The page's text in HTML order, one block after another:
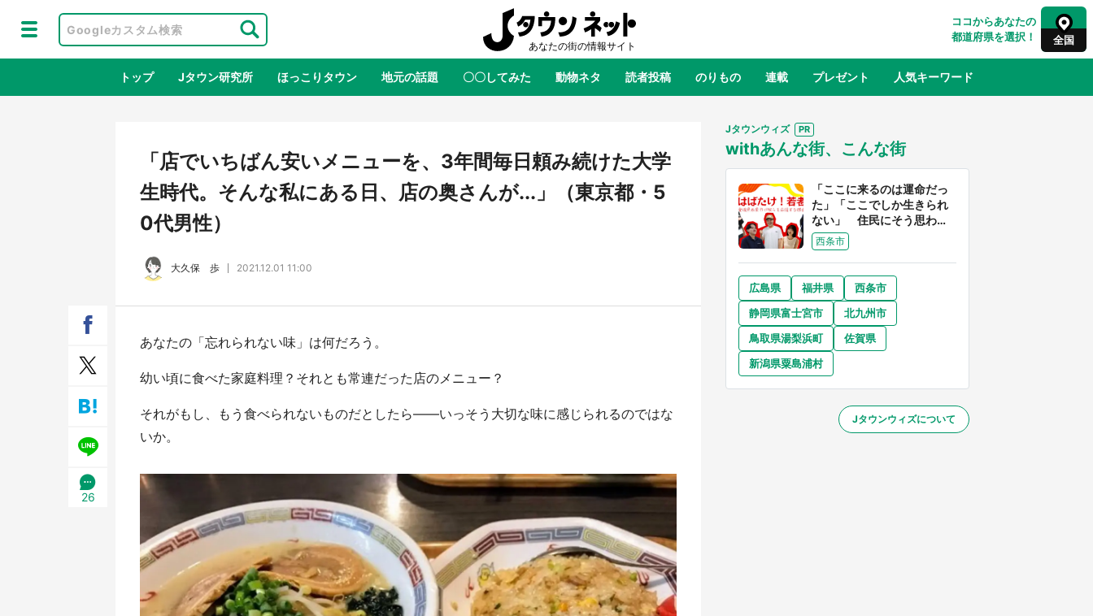
ココからあなたの
都道府県を選択！
全国
全国 全国
東北 青森 岩手 宮城 山形 福島
関東 栃木 群馬 千葉 東京 神奈川
奈良 和歌山
山口
九州 大分 宮崎
トップ Jタウン研究所 ほっこりタウン 地元の話題 〇〇してみた 動物ネタ 読者投稿 のりもの 連載 プレゼント 人気キーワード
地域×二次元 絶景 あの時はありがとう 物語がはじまる町へ ふるさと納税
服！？ 県公式プロモ動画で「聖地」
に入り込む 六本木ヒルズ展望台でコ
／1～10／26】
『小林さんちのメイドラゴン』と舞台
のモデル・越谷がコラボ 田んぼアー
トの見頃にあわせて企画続々【7／31
～】
「店でいちばん安いメニューを、3年間毎日頼み続けた大学
生時代。そんな私にある日、店の奥さんが...」（東京都・5
0代男性）
大久保 歩 2021.12.01 11:00
26
あなたの「忘れられない味」は何だろう。
幼い頃に食べた家庭料理？それとも常連だった店のメニュー？
それがもし、もう食べられないものだとしたら――いっそう大切な味に感じられるのではな
いか。
Jタウンウィズ
withあんな街、こんな街
「ここに来るのは運命だっ
た」「ここでしか生きられ
ない」 住民にそう思わせ
る離島「粟島」の魅力【移
住婚受付中】
西条市
広島県 福井県
西条市
静岡県富士宮市
北九州市
鳥取県湯梨浜町
佐賀県
新潟県粟島浦村
Jタウンウィズについて